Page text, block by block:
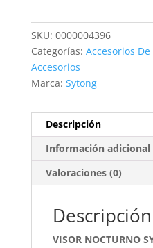
ACOPLE
940NM
cantidad
SKU: 0000004396
Categorías: Accesorios
Accesorios
Marca: Sytong
Descripción
Información adicional
Valoraciones (0)
Descripción
VISOR NOCTURNO